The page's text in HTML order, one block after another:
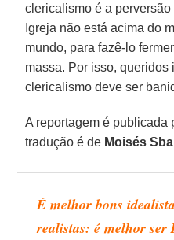
clericalismo é a
Igreja não está acima do
mundo, para fazê-lo
massa. Por isso, queridos
clericalismo deve ser
A reportagem é publicada
tradução é de Moisés
É melhor bons
realistas: é melhor ser